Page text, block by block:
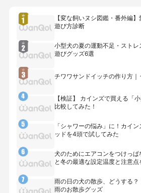
【変な飼いヌシ図鑑・番外編
遊び方診断
小型犬の夏の運動不足・スト
遊びグッズ6選
チワワサンドイッチの作り方
【検証】 カインズで買える「
比較してみた！
「シャワーの悩み」に！カイ
ッドを4頭で試してみた
犬のためにエアコンをつけっ
と冬の最適な設定温度と注意点
雨の日の犬の散歩、どうする
雨のお散歩グッズ